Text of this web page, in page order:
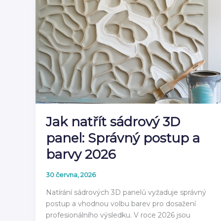
čeho
jsou
vyrobeny
v
roce
2026
Jak natřít sádrový 3D
panel: Správný postup a
barvy 2026
30 června, 2026
Natírání sádrových 3D panelů vyžaduje správný
postup a vhodnou volbu barev pro dosažení
profesionálního výsledku. V roce 2026 jsou